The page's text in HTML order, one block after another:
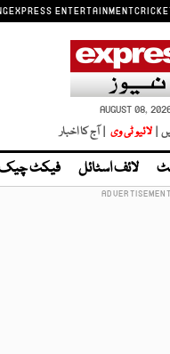
EXPRESS ENTERTAINMENT
AUGUST 08,
| لائیو ٹی وی | آج کا اخبار
لائف اسٹائل فیکٹ